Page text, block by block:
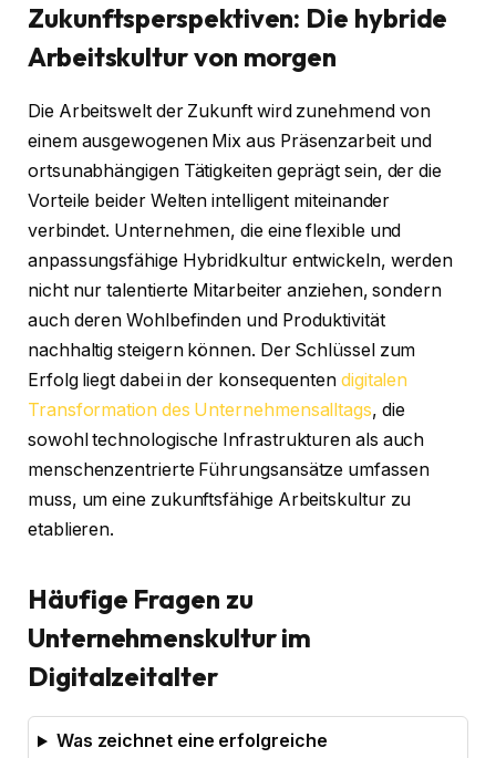
Zukunftsperspektiven: Die hybride
Arbeitskultur von morgen
Die Arbeitswelt der Zukunft wird zunehmend von
einem ausgewogenen Mix aus Präsenzarbeit und
ortsunabhängigen Tätigkeiten geprägt sein, der die
Vorteile beider Welten intelligent miteinander
verbindet. Unternehmen, die eine flexible und
anpassungsfähige Hybridkultur entwickeln, werden
nicht nur talentierte Mitarbeiter anziehen, sondern
auch deren Wohlbefinden und Produktivität
nachhaltig steigern können. Der Schlüssel zum
Erfolg liegt dabei in der konsequenten digitalen
Transformation des Unternehmensalltags, die
sowohl technologische Infrastrukturen als auch
menschenzentrierte Führungsansätze umfassen
muss, um eine zukunftsfähige Arbeitskultur zu
etablieren.
Häufige Fragen zu
Unternehmenskultur im
Digitalzeitalter
Was zeichnet eine erfolgreiche